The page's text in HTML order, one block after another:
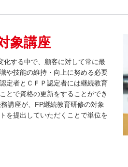
象講座
化する中で、顧客に対して常に最
や技能の維持・向上に努める必要
定者とＣＦＰ認定者には継続教育
とで資格の更新をすることができ
講座が、FP継続教育研修の対象
を提出していただくことで単位を